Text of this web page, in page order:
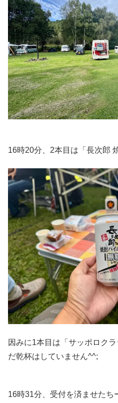
16時20分、2本目は「長次郎
因みに1本目は「サッポロク
だ乾杯はしていません^^;
16時31分、受付を済ませたち